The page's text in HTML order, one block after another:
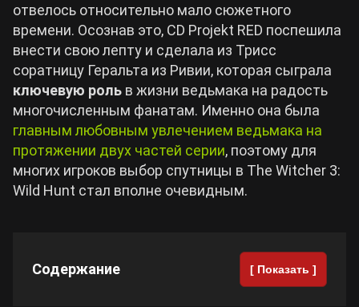
Roblox
Hogwarts Legacy
Cyberpunk 2077
отвелось относительно мало сюжетного
времени. Осознав это, CD Projekt RED поспешила
внести свою лепту и сделала из Трисс
соратницу Геральта из Ривии, которая сыграла
ключевую роль в жизни ведьмака на радость
многочисленным фанатам. Именно она была
главным любовным увлечением ведьмака на
протяжении двух частей серии, поэтому для
многих игроков выбор спутницы в The Witcher 3:
Wild Hunt стал вполне очевидным.
Содержание [ Показать ]